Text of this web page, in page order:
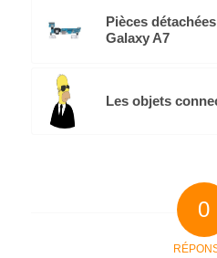
Pièces
Galaxy A7
Les objets
0